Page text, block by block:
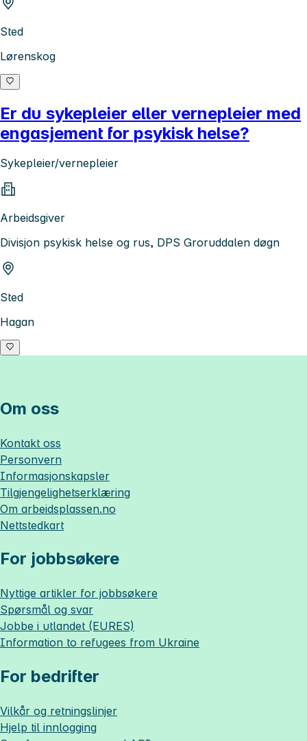
Sted
Lørenskog
Er du sykepleier eller vernepleier med
engasjement for psykisk helse?
Sykepleier/vernepleier
Arbeidsgiver
Divisjon psykisk helse og rus, DPS Groruddalen døgn
Sted
Hagan
Om oss
Kontakt oss
Personvern
Informasjonskapsler
Tilgjengelighetserklæring
Om arbeidsplassen.no
Nettstedkart
For jobbsøkere
Nyttige artikler for jobbsøkere
Spørsmål og svar
Jobbe i utlandet (EURES)
Information to refugees from Ukraine
For bedrifter
Vilkår og retningslinjer
Hjelp til innlogging